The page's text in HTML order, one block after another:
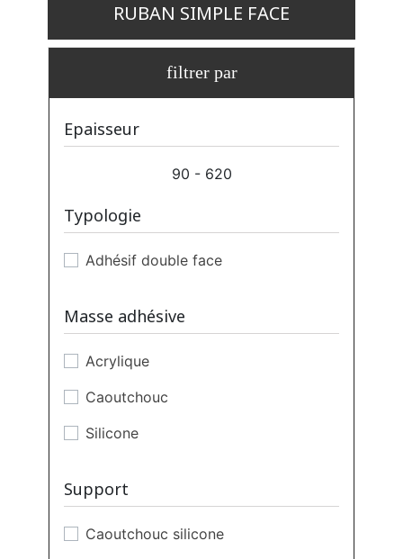
RUBAN SIMPLE FACE
filtrer par
Epaisseur
90 - 620
Typologie
Adhésif double face
Masse adhésive
Acrylique
Caoutchouc
Silicone
Support
Caoutchouc silicone